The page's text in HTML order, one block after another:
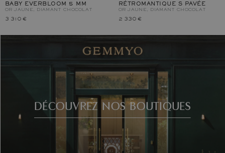
BABY EVERBLOOM 5 MM
OR JAUNE, DIAMANT CHOCOLAT
3 310 €
RÉTROMANTIQUE S PAVÉE
OR JAUNE, DIAMANT CHOCOLAT
2 330 €
DÉCOUVREZ NOS BOUTIQUES